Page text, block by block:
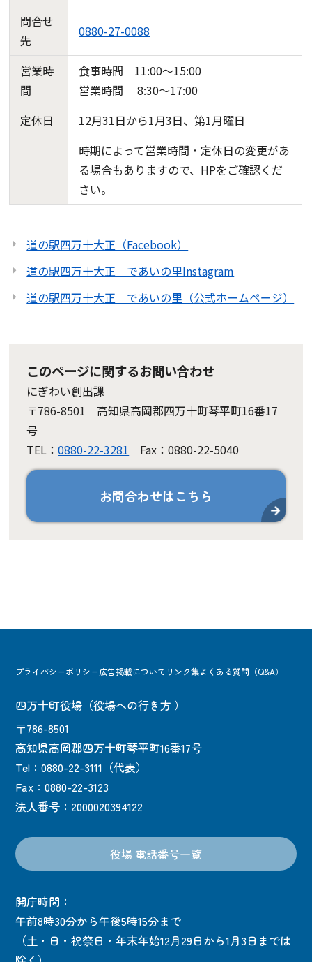
問合せ
先
0880-27-0088
営業時
間
食事時間 11:00～15:00
営業時間 8:30～17:00
定休日
12月31日から1月3日、第1月曜日
時期によって営業時間・定休日の変更があ
る場合もありますので、HPをご確認くだ
さい。
道の駅四万十大正（Facebook）
道の駅四万十大正 であいの里Instagram
道の駅四万十大正 であいの里（公式ホームページ）
このページに関するお問い合わせ
にぎわい創出課
〒786-8501 高知県高岡郡四万十町琴平町16番17
号
TEL：0880-22-3281 Fax：0880-22-5040
お問合わせはこちら
プライバシーポリシー広告掲載について リンク集よくある質問（Q&A）
四万十町役場 （役場への行き方 ）
〒786-8501
高知県高岡郡四万十町琴平町16番17号
Tel：0880-22-3111（代表）
Fax：0880-22-3123
法人番号：2000020394122
役場 電話番号一覧
開庁時間：
午前8時30分から午後5時15分まで
（土・日・祝祭日・年末年始12月29日から1月3日までは